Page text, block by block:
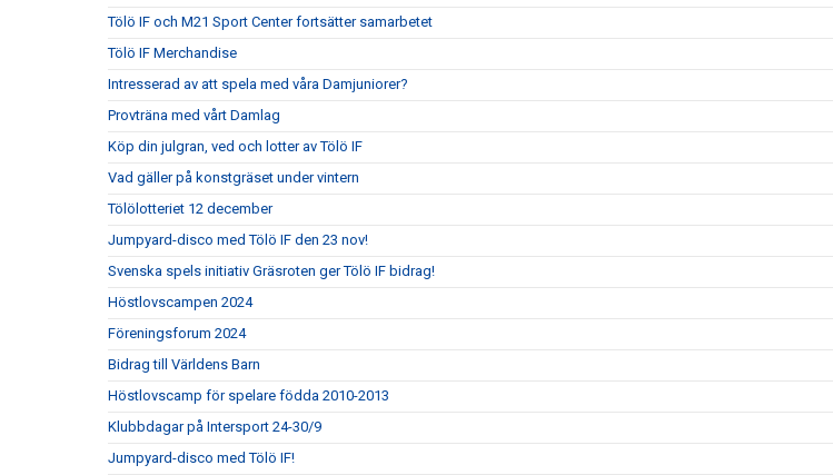
Tölö IF och M21 Sport Center fortsätter samarbetet
Tölö IF Merchandise
Intresserad av att spela med våra Damjuniorer?
Provträna med vårt Damlag
Köp din julgran, ved och lotter av Tölö IF
Vad gäller på konstgräset under vintern
Tölölotteriet 12 december
Jumpyard-disco med Tölö IF den 23 nov!
Svenska spels initiativ Gräsroten ger Tölö IF bidrag!
Höstlovscampen 2024
Föreningsforum 2024
Bidrag till Världens Barn
Höstlovscamp för spelare födda 2010-2013
Klubbdagar på Intersport 24-30/9
Jumpyard-disco med Tölö IF!